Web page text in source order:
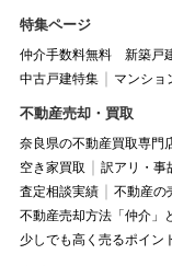
特集ページ
仲介手数料無料 新築戸
中古戸建特集
マンショ
不動産売却・買取
奈良県の不動産買取専門
空き家買取
訳アリ・事
査定相談実績
不動産の
不動産売却方法「仲介」
少しでも高く売るポイン